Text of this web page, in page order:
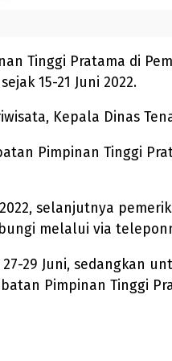
Tinggi Pratama di
15-21 Juni 2022.
Kepala Dinas
Pimpinan Tinggi
selanjutnya
melalui via
29 Juni, sedangkan
Pimpinan Tinggi